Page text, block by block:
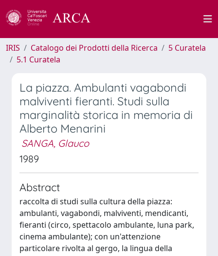
IRIS Catalogo dei Prodotti della Ricerca
5 Curatela
5.1 Curatela
La piazza. Ambulanti vagabondi
malviventi fieranti. Studi sulla
marginalità storica in memoria di
Alberto Menarini
SANGA, Glauco
1989
Abstract
raccolta di studi sulla cultura della piazza:
ambulanti, vagabondi, malviventi, mendicanti,
fieranti (circo, spettacolo ambulante, luna park,
cinema ambulante); con un'attenzione
particolare rivolta al gergo, la lingua della